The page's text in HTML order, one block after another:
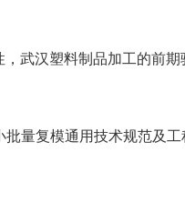
汉塑料制品加工的前期
复模通用技术规范及工